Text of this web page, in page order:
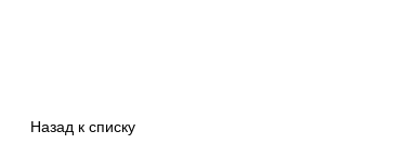
Назад к списку